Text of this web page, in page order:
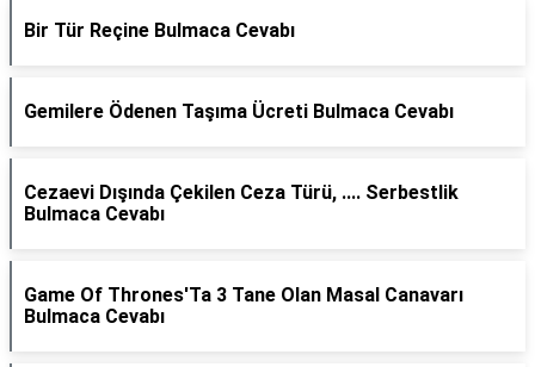
Bir Tür Reçine Bulmaca Cevabı
Gemilere Ödenen Taşıma Ücreti Bulmaca Cevabı
Cezaevi Dışında Çekilen Ceza Türü, .... Serbestlik
Bulmaca Cevabı
Game Of Thrones'Ta 3 Tane Olan Masal Canavarı
Bulmaca Cevabı